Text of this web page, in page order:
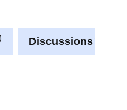
Discussions